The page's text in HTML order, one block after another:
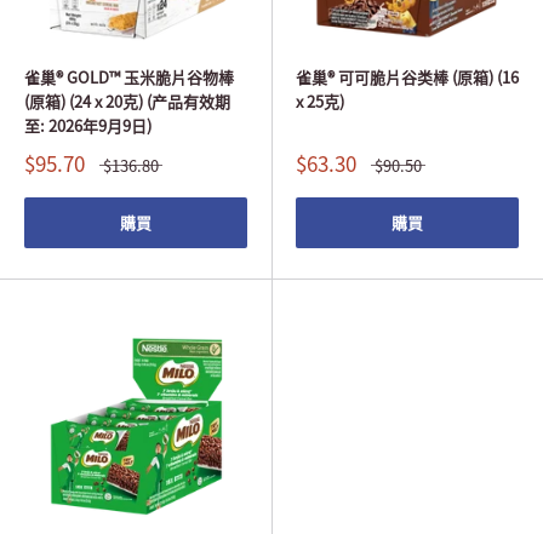
雀巢® GOLD™ 玉米脆片谷物棒
(原箱) (24 x 20克) (产品有效期
至: 2026年9月9日)
$95.70 $136.80
購買
雀巢® 可可脆片谷类棒 (原箱) (16
x 25克)
$63.30 $90.50
購買